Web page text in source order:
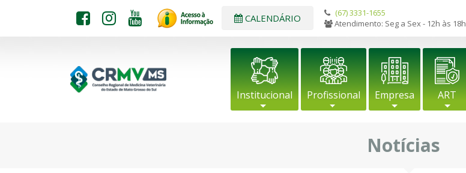
CALENDÁRIO
(67) 3331-1655
Atendimento: Seg a Sex - 12h às 18h
Institucional Profissional Empresa ART
Notícias